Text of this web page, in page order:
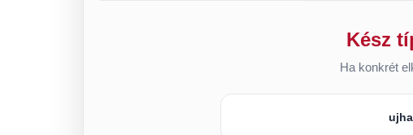
Kész
Ha konkrét